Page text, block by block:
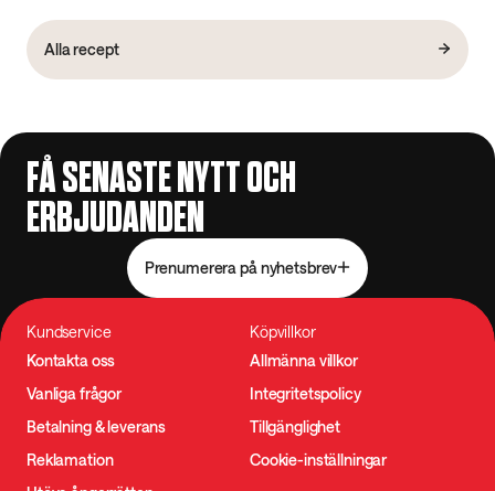
Alla recept
FÅ SENASTE NYTT OCH
ERBJUDANDEN
Prenumerera på nyhetsbrev
Kundservice
Kontakta oss
Vanliga frågor
Betalning & leverans
Reklamation
Köpvillkor
Allmänna villkor
Integritetspolicy
Tillgänglighet
Cookie-inställningar